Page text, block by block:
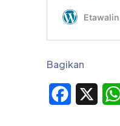
Bagikan
Facebook